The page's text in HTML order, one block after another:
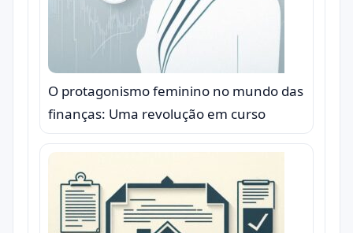
O protagonismo feminino no mundo das
finanças: Uma revolução em curso